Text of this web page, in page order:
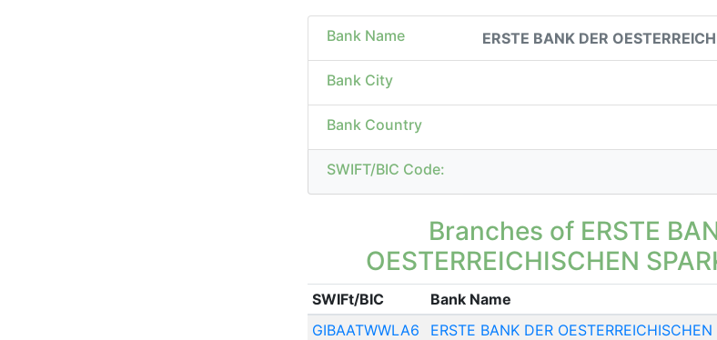
Bank Name ERSTE BANK DER
Bank City
Bank Country
SWIFT/BIC Code:
Branches of ERSTE
OESTERREICHISCHEN
SWIFt/BIC Bank Name
GIBAATWWLA6
ERSTE BANK DER